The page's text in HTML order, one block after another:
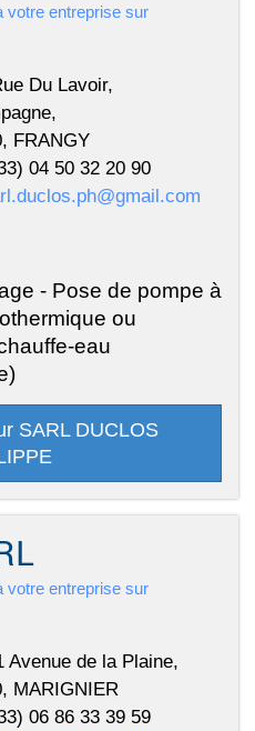
votre entreprise sur
Du Lavoir,
FRANGY
04 50 32 20 90
- Pose de pompe à
ou
eau
SARL DUCLOS
votre entreprise sur
Avenue de la Plaine,
MARIGNIER
06 86 33 39 59